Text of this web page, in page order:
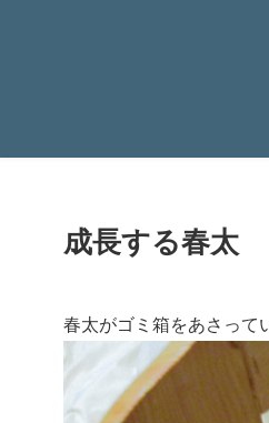
成長する春太
春太がゴミ箱をあさっ